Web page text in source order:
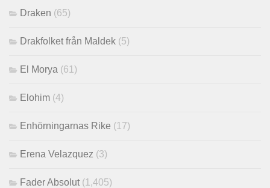
Draken (65)
Drakfolket från Maldek (5)
El Morya (61)
Elohim (4)
Enhörningarnas Rike (17)
Erena Velazquez (3)
Fader Absolut (1,405)